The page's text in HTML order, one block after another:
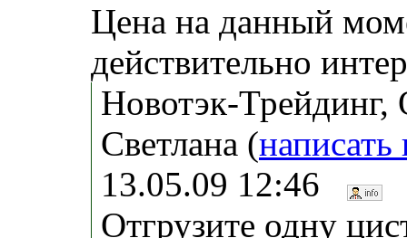
Цена на данный
действительно
Новотэк-
Светлана (
13.05.09 12:46
Отгрузите одну